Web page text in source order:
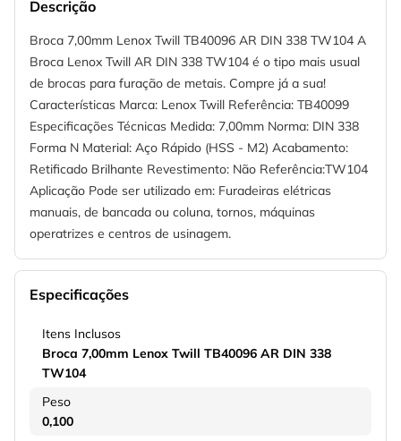
Descrição
Broca 7,00mm Lenox Twill TB40096 AR DIN 338 TW104 A
Broca Lenox Twill AR DIN 338 TW104 é o tipo mais usual
de brocas para furação de metais. Compre já a sua!
Características Marca: Lenox Twill Referência: TB40099
Especificações Técnicas Medida: 7,00mm Norma: DIN 338
Forma N Material: Aço Rápido (HSS - M2) Acabamento:
Retificado Brilhante Revestimento: Não Referência:TW104
Aplicação Pode ser utilizado em: Furadeiras elétricas
manuais, de bancada ou coluna, tornos, máquinas
operatrizes e centros de usinagem.
Especificações
Itens Inclusos
Broca 7,00mm Lenox Twill TB40096 AR DIN 338
TW104
Peso
0,100